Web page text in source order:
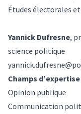
Études électorales
Yannick Dufresne,
science politique
Champs d’expertise
Opinion publique
Communication